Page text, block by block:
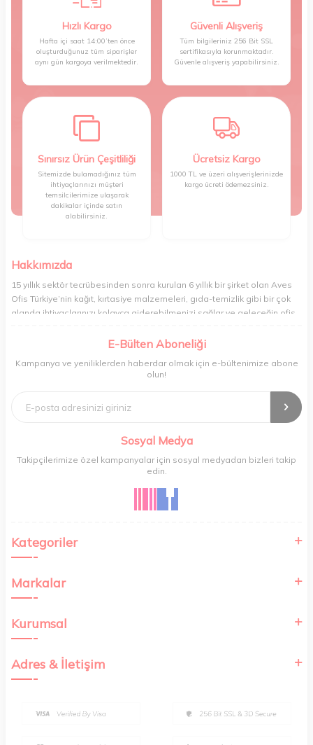
Hızlı Kargo
Hafta içi saat 14:00’ten önce
oluşturduğunuz tüm siparişler
aynı gün kargoya verilmektedir.
Güvenli Alışveriş
Tüm bilgileriniz 256 Bit SSL
sertifikasıyla korunmaktadır.
Güvenle alışveriş yapabilirsiniz.
Sınırsız Ürün Çeşitliliği
Sitemizde bulamadığınız tüm
ihtiyaçlarınızı müşteri
temsilcilerimize ulaşarak
dakikalar içinde satın
alabilirsiniz.
Ücretsiz Kargo
1000 TL ve üzeri alışverişlerinizde
kargo ücreti ödemezsiniz.
Hakkımızda
15 yıllık sektör tecrübesinden sonra kurulan 6 yıllık bir şirket olan Aves
Ofis Türkiye’nin kağıt, kırtasiye malzemeleri, gıda-temizlik gibi bir çok
alanda ihtiyaçlarınızı kolayca giderebilmenizi sağlar ve geleceğin ofis
veya yaşam alanınızın tüm ihtiyaçlarını yüksek kalitedeki ürünleriyle
şirket ve işyeri yönetimini her zamankinden daha profesyonel bir hâle
tedarik edebilmenizi sağlar.
E-Bülten Aboneliği
Kampanya ve yeniliklerden haberdar olmak için e-bültenimize abone
olun!
Sosyal Medya
Takipçilerimize özel kampanyalar için sosyal medyadan bizleri takip
edin.
Kategoriler
Markalar
Kurumsal
Adres & İletişim